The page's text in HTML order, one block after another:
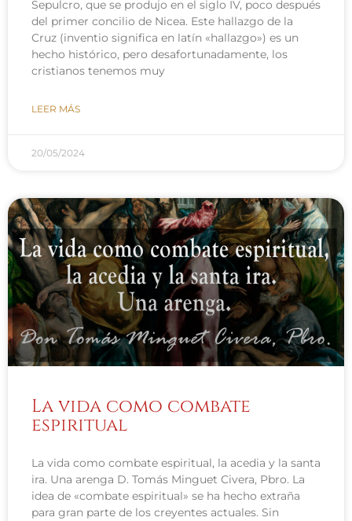
Sepulcro, que se produjo en el siglo IV, poco después
del primer concilio de Nicea. Este hallazgo de la
Cruz (inventio significa en latín «hallazgo») es un
hecho histórico, pero desafortunadamente, los
cristianos tenemos muy
LEER MÁS
20/05/2024
La vida como combate
espiritual
La vida como combate espiritual, la acedia y la santa
ira. Una arenga D. Tomás Minguet Civera, Pbro. La
idea de «combate espiritual» se ha hecho extraña
para gran parte de los creyentes actuales. Sin